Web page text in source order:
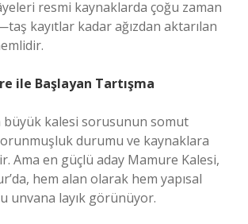
resmi kaynaklarda çoğu zaman
kayıtlar kadar ağızdan aktarılan
ile Başlayan Tartışma
büyük kalesi sorusunun somut
durumu ve kaynaklara
Ama en güçlü aday Mamure Kalesi,
hem alan olarak hem yapısal
unvana layık görünüyor.